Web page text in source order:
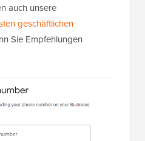
auch unsere
geschäftlichen
Sie Empfehlungen